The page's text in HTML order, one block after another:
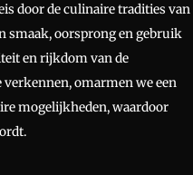
door de culinaire tradities van
smaak, oorsprong en gebruik
en rijkdom van de
verkennen, omarmen we een
mogelijkheden, waardoor